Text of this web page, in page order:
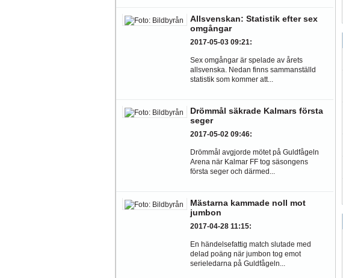
Allsvenskan: Statistik efter sex
omgångar
2017-05-03 09:21:
Sex omgångar är spelade av årets
allsvenska. Nedan finns sammanställd
statistik som kommer att...
Drömmål säkrade Kalmars första
seger
2017-05-02 09:46:
Drömmål avgjorde mötet på Guldfågeln
Arena när Kalmar FF tog säsongens
första seger och därmed...
Mästarna kammade noll mot
jumbon
2017-04-28 11:15:
En händelsefattig match slutade med
delad poäng när jumbon tog emot
serieledarna på Guldfågeln...